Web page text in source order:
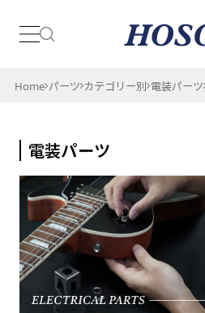
日本
Home パーツ カテゴリー別 電装パーツ
電装パーツ